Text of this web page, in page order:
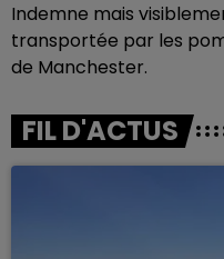
Indemne mais
transportée par les
de Manchester.
FIL D'ACTUS